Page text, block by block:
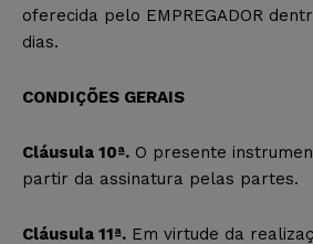
oferecida pelo EMPREGADOR
dias.
CONDIÇÕES GERAIS
Cláusula 10ª. O presente
partir da assinatura pelas partes.
Cláusula 11ª. Em virtude da